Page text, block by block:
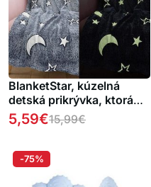
BlanketStar, kúzelná
detská prikrývka, ktorá
svieti v tme
5,59€15,99€
-75%